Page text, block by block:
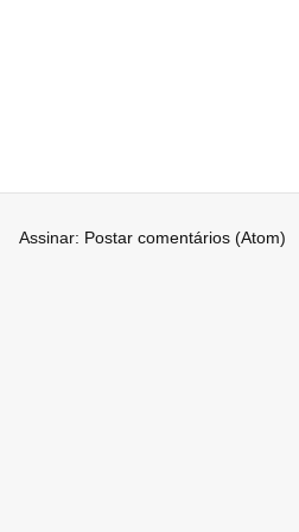
Assinar: Postar comentários (Atom)